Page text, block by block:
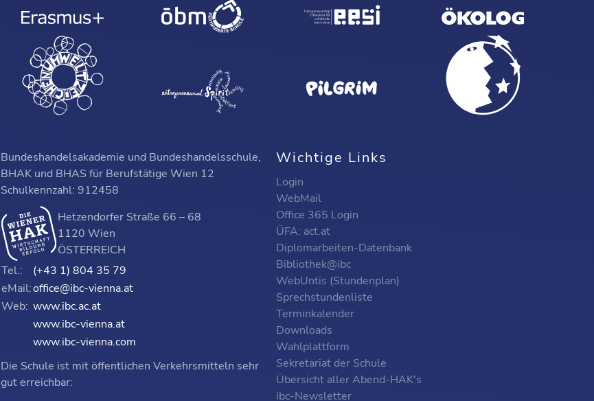
Bundeshandelsakademie und Bundeshandelsschule,
BHAK und BHAS für Berufstätige Wien 12
Schulkennzahl: 912458
Hetzendorfer Straße 66 – 68
1120 Wien
ÖSTERREICH
Tel.:
(+43 1) 804 35 79
eMail:office@ibc-vienna.at
Web: www.ibc.ac.at
www.ibc-vienna.at
www.ibc-vienna.com
Die Schule ist mit öffentlichen Verkehrsmitteln sehr
gut erreichbar:
Wichtige Links
Login
WebMail
Office 365 Login
ÜFA: act.at
Diplomarbeiten-Datenbank
Bibliothek@ibc
WebUntis (Stundenplan)
Sprechstundenliste
Terminkalender
Downloads
Wahlplattform
Sekretariat der Schule
Übersicht aller Abend-HAK's
ibc-Newsletter